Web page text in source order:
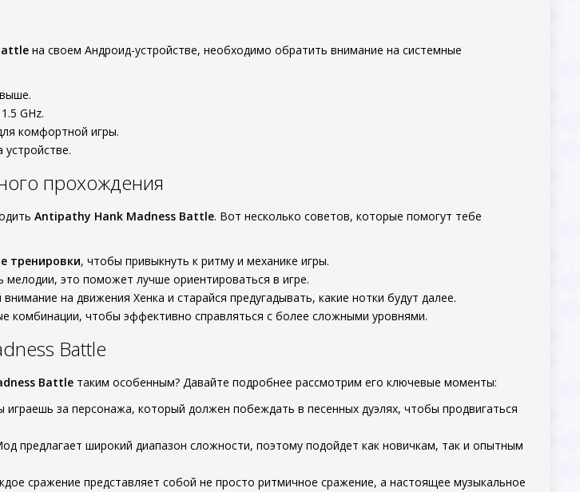
на своем Андроид-устройстве, необходимо обратить внимание на системные
GHz.
комфортной игры.
прохождения
Antipathy Hank Madness Battle. Вот несколько советов, которые помогут тебе
тренировки, чтобы привыкнуть к ритму и механике игры.
мелодии, это поможет лучше ориентироваться в игре.
на движения Хенка и старайся предугадывать, какие нотки будут далее.
комбинации, чтобы эффективно справляться с более сложными уровнями.
Battle
Battle таким особенным? Давайте подробнее рассмотрим его ключевые моменты:
играешь за персонажа, который должен побеждать в песенных дуэлях, чтобы продвигаться
предлагает широкий диапазон сложности, поэтому подойдет как новичкам, так и опытным
сражение представляет собой не просто ритмичное сражение, а настоящее музыкальное